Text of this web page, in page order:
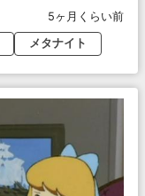
5ヶ月くらい前
メタナイト